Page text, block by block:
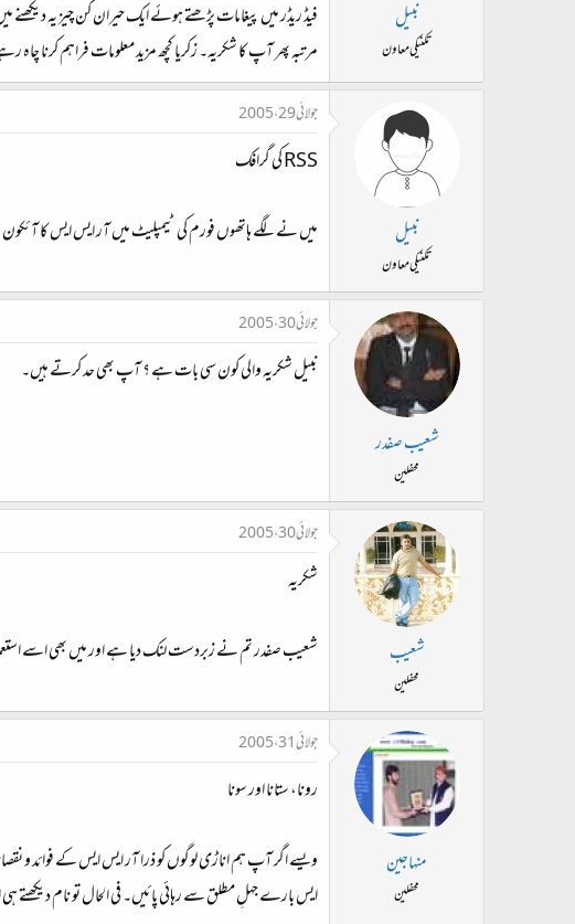
نبیل
تکنیکی معاون
فیڈ ریڈر میں پیغامات پڑھتے ہوئے ایک حیران کن چیز یہ
مرتبہ پھر آپ کا شکریہ۔ زکریا کچھ مزید معلومات فراہم کرنا چاہ
نبیل
تکنیکی معاون
جولائی 29، 2005
RSS کی گرافک
میں نے لگے ہاتھوں فورم کی ٹیمپلیٹ میں آر ایس ایس کا
شعیب صفدر
محفلین
جولائی 30، 2005
نبیل شکریہ والی کون سی بات ہے ؟ آپ بھی حد کرتے ہیں۔
شعیب
محفلین
جولائی 30، 2005
شکریہ
شعیب صفدر تم نے زبردست لنک دیا ہے اور میں بھی اسے
منہاجین
محفلین
جولائی 31، 2005
رونا، ستانا اور سونا
ویسے اگر آپ ہم اناڑی لوگوں کو ذرا آر ایس ایس کے فوائد و
ایس بارے جہلِ مطلق سے رہائی پائیں۔ فی الحال تو نام